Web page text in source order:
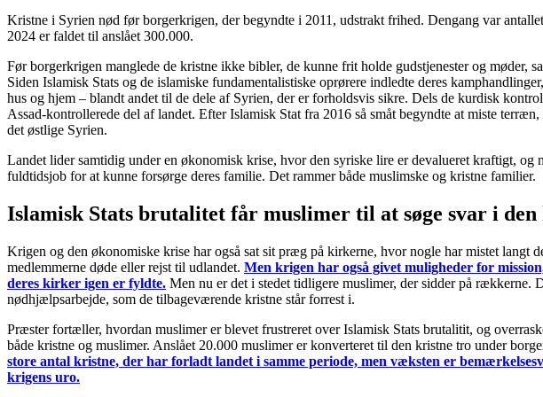
Kristne i Syrien nød før borgerkrigen, der begyndte i 2011, udstrakt frihed. Dengang var
2024 er faldet til anslået 300.000.
Før borgerkrigen manglede de kristne ikke bibler, de kunne frit holde gudstjenester og møder,
Siden Islamisk Stats og de islamiske fundamentalistiske oprørere indledte deres
hus og hjem – blandt andet til de dele af Syrien, der er forholdsvis sikre. Dels de kurdisk
Assad-kontrollerede del af landet. Efter Islamisk Stat fra 2016 så småt begyndte at miste
det østlige Syrien.
Landet lider samtidig under en økonomisk krise, hvor den syriske lire er devalueret kraftigt, og
fuldtidsjob for at kunne forsørge deres familie. Det rammer både muslimske og kristne familier.
Islamisk Stats brutalitet får muslimer til at søge svar i
Krigen og den økonomiske krise har også sat sit præg på kirkerne, hvor nogle har mistet langt
medlemmerne døde eller rejst til udlandet. Men krigen har også givet muligheder for
deres kirker igen er fyldte. Men nu er det i stedet tidligere muslimer, der sidder på rækkerne.
nødhjælpsarbejde, som de tilbageværende kristne står forrest i.
Præster fortæller, hvordan muslimer er blevet frustreret over Islamisk Stats brutalitit, og
både kristne og muslimer. Anslået 20.000 muslimer er konverteret til den kristne tro under
store antal kristne, der har forladt landet i samme periode, men væksten er
krigens uro.